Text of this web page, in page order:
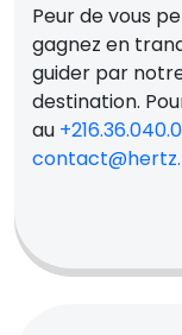
Peur de vous
gagnez en
guider par
destination.
au